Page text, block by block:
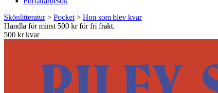
Skönlitteratur> Pocket > Hon som blev kvar
Handla för minst 500 kr för fri frakt.
500 kr kvar